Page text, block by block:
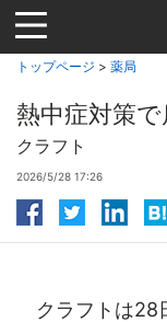
Jump
to
navigation
トップページ > 薬局
熱中症対策
クラフト
2026/5/28 17:26
クラフトは28